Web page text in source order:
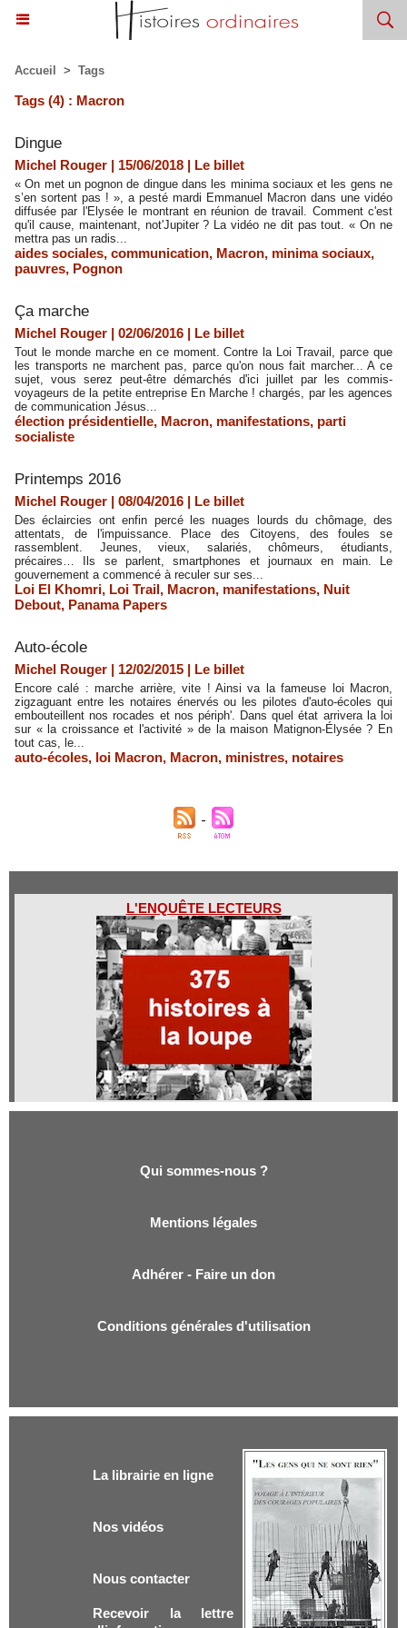
Accueil > Tags
Tags (4) : Macron
Dingue
Michel Rouger | 15/06/2018 | Le billet
« On met un pognon de dingue dans les minima sociaux et les gens ne
s’en sortent pas ! », a pesté mardi Emmanuel Macron dans une vidéo
diffusée par l'Elysée le montrant en réunion de travail. Comment c'est
qu'il cause, maintenant, not'Jupiter ? La vidéo ne dit pas tout. « On ne
mettra pas un radis...
aides sociales, communication, Macron, minima sociaux,
pauvres, Pognon
​Ça marche
Michel Rouger | 02/06/2016 | Le billet
Tout le monde marche en ce moment. Contre la Loi Travail, parce que
les transports ne marchent pas, parce qu'on nous fait marcher... A ce
sujet, vous serez peut-être démarchés d'ici juillet par les commis-
voyageurs de la petite entreprise En Marche ! chargés, par les agences
de communication Jésus...
élection présidentielle, Macron, manifestations, parti
socialiste
​Printemps 2016
Michel Rouger | 08/04/2016 | Le billet
Des éclaircies ont enfin percé les nuages lourds du chômage, des
attentats, de l'impuissance. Place des Citoyens, des foules se
rassemblent. Jeunes, vieux, salariés, chômeurs, étudiants,
précaires… Ils se parlent, smartphones et journaux en main. Le
gouvernement a commencé à reculer sur ses...
Loi El Khomri, Loi Trail, Macron, manifestations, Nuit
Debout, Panama Papers
Auto-école
Michel Rouger | 12/02/2015 | Le billet
Encore calé : marche arrière, vite ! Ainsi va la fameuse loi Macron,
zigzaguant entre les notaires énervés ou les pilotes d'auto-écoles qui
embouteillent nos rocades et nos périph'. Dans quel état arrivera la loi
sur « la croissance et l'activité » de la maison Matignon-Élysée ? En
tout cas, le...
auto-écoles, loi Macron, Macron, ministres, notaires
L'ENQUÊTE LECTEURS
Qui sommes-nous ?
Mentions légales
Adhérer - Faire un don
Conditions générales d'utilisation
La librairie en ligne
Nos vidéos
Nous contacter
Recevoir la lettre